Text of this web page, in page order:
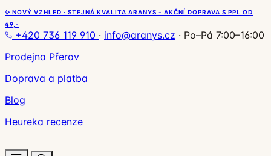
✨ NOVÝ VZHLED · STEJNÁ KVALITA ARANYS - AKČNÍ DOPRAVA S PPL OD
49,-
+420 736 119 910 · info@aranys.cz · Po–Pá 7:00–16:00
Prodejna Přerov
Doprava a platba
Blog
Heureka recenze